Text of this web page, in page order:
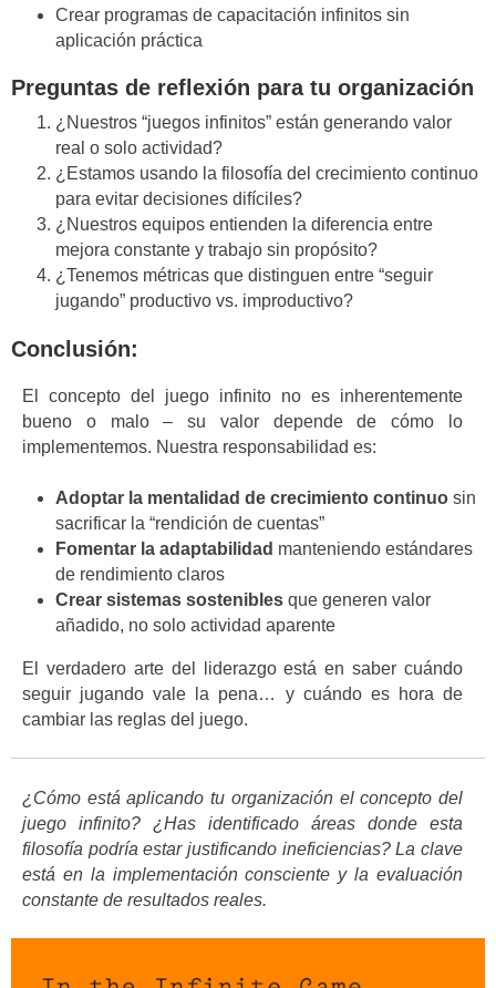
Crear programas de capacitación infinitos sin
aplicación práctica
Preguntas de reflexión para tu organización
¿Nuestros “juegos infinitos” están generando valor
real o solo actividad?
¿Estamos usando la filosofía del crecimiento continuo
para evitar decisiones difíciles?
¿Nuestros equipos entienden la diferencia entre
mejora constante y trabajo sin propósito?
¿Tenemos métricas que distinguen entre “seguir
jugando” productivo vs. improductivo?
Conclusión:
El concepto del juego infinito no es inherentemente
bueno o malo – su valor depende de cómo lo
implementemos. Nuestra responsabilidad es:
Adoptar la mentalidad de crecimiento continuo sin
sacrificar la “rendición de cuentas”
Fomentar la adaptabilidad manteniendo estándares
de rendimiento claros
Crear sistemas sostenibles que generen valor
añadido, no solo actividad aparente
El verdadero arte del liderazgo está en saber cuándo
seguir jugando vale la pena… y cuándo es hora de
cambiar las reglas del juego.
¿Cómo está aplicando tu organización el concepto del
juego infinito? ¿Has identificado áreas donde esta
filosofía podría estar justificando ineficiencias? La clave
está en la implementación consciente y la evaluación
constante de resultados reales.